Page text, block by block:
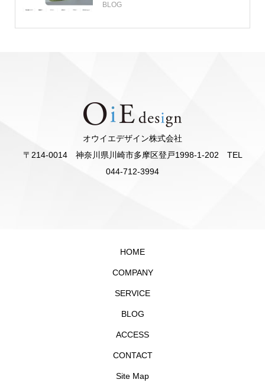
BLOG
オウイエデザイン株式会社
〒214-0014 神奈川県川崎市多摩区登戸1998-1-202 TEL
044-712-3994
HOME
COMPANY
SERVICE
BLOG
ACCESS
CONTACT
Site Map